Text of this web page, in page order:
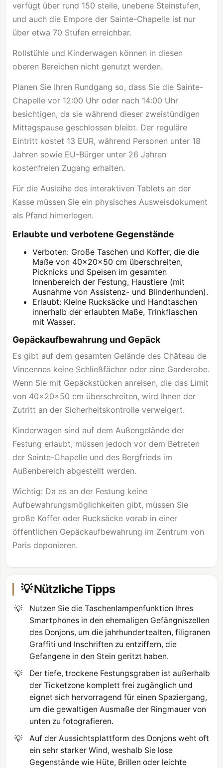
verfügt über rund 150 steile, unebene Steinstufen,
und auch die Empore der Sainte-Chapelle ist nur
über etwa 70 Stufen erreichbar.
Rollstühle und Kinderwagen können in diesen
oberen Bereichen nicht genutzt werden.
Planen Sie Ihren Rundgang so, dass Sie die Sainte-
Chapelle vor 12:00 Uhr oder nach 14:00 Uhr
besichtigen, da sie während dieser zweistündigen
Mittagspause geschlossen bleibt. Der reguläre
Eintritt kostet 13 EUR, während Personen unter 18
Jahren sowie EU-Bürger unter 26 Jahren
kostenfreien Zugang erhalten.
Für die Ausleihe des interaktiven Tablets an der
Kasse müssen Sie ein physisches Ausweisdokument
als Pfand hinterlegen.
Erlaubte und verbotene Gegenstände
Verboten: Große Taschen und Koffer, die die
Maße von 40x20x50 cm überschreiten,
Picknicks und Speisen im gesamten
Innenbereich der Festung, Haustiere (mit
Ausnahme von Assistenz- und Blindenhunden).
Erlaubt: Kleine Rucksäcke und Handtaschen
innerhalb der erlaubten Maße, Trinkflaschen
mit Wasser.
Gepäckaufbewahrung und Gepäck
Es gibt auf dem gesamten Gelände des Château de
Vincennes keine Schließfächer oder eine Garderobe.
Wenn Sie mit Gepäckstücken anreisen, die das Limit
von 40x20x50 cm überschreiten, wird Ihnen der
Zutritt an der Sicherheitskontrolle verweigert.
Kinderwagen sind auf dem Außengelände der
Festung erlaubt, müssen jedoch vor dem Betreten
der Sainte-Chapelle und des Bergfrieds im
Außenbereich abgestellt werden.
Wichtig: Da es an der Festung keine
Aufbewahrungsmöglichkeiten gibt, müssen Sie
große Koffer oder Rucksäcke vorab in einer
öffentlichen Gepäckaufbewahrung im Zentrum von
Paris deponieren.
💡 Nützliche Tipps
💡
Nutzen Sie die Taschenlampenfunktion Ihres
Smartphones in den ehemaligen Gefängniszellen
des Donjons, um die jahrhundertealten, filigranen
Graffiti und Inschriften zu entziffern, die
Gefangene in den Stein geritzt haben.
💡
Der tiefe, trockene Festungsgraben ist außerhalb
der Ticketzone komplett frei zugänglich und
eignet sich hervorragend für einen Spaziergang,
um die gewaltigen Ausmaße der Ringmauer von
unten zu fotografieren.
💡
Auf der Aussichtsplattform des Donjons weht oft
ein sehr starker Wind, weshalb Sie lose
Gegenstände wie Hüte, Brillen oder leichte